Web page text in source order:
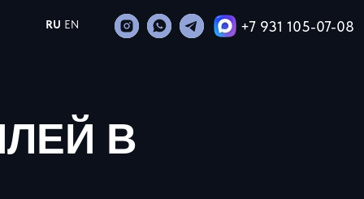
+7 931 105-07-08
RU EN
В